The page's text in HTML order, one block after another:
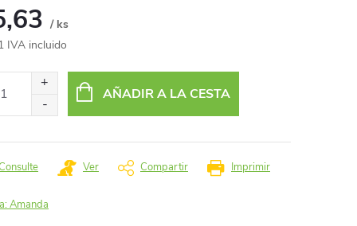
/ ks
IVA incluido
AÑADIR A LA CESTA
Imprimir
Ver Compartir
Amanda